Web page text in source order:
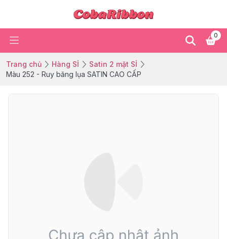
0
Trang chủ Hàng SỈ
Satin 2 mặt SỈ
Màu 252 - Ruy băng lụa SATIN CAO CẤP